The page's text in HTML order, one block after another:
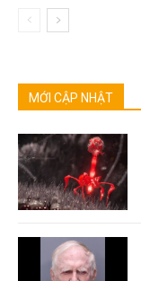
MỚI CẬP NHẬT